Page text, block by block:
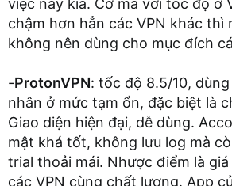
việc này kìa. Cơ mà với tốc độ ở
chậm hơn hẳn các VPN khác thì
không nên dùng cho mục đích
-ProtonVPN: tốc độ 8.5/10,
nhân ở mức tạm ổn, đặc biệt là
Giao diện hiện đại, dễ dùng.
mật khá tốt, không lưu log mà
trial thoải mái. Nhược điểm là
các VPN cùng chất lượng. App